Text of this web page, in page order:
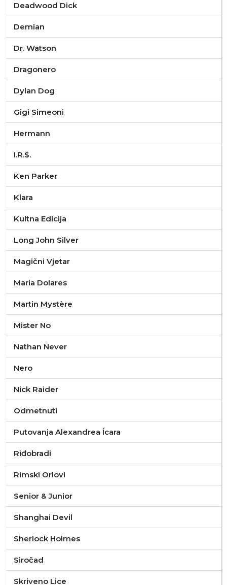
Deadwood Dick
Demian
Dr. Watson
Dragonero
Dylan Dog
Gigi Simeoni
Hermann
I.R.$.
Ken Parker
Klara
Kultna Edicija
Long John Silver
Magični Vjetar
Maria Dolares
Martin Mystère
Mister No
Nathan Never
Nero
Nick Raider
Odmetnuti
Putovanja Alexandrea Ícara
Riđobradi
Rimski Orlovi
Senior & Junior
Shanghai Devil
Sherlock Holmes
Siročad
Skriveno Lice